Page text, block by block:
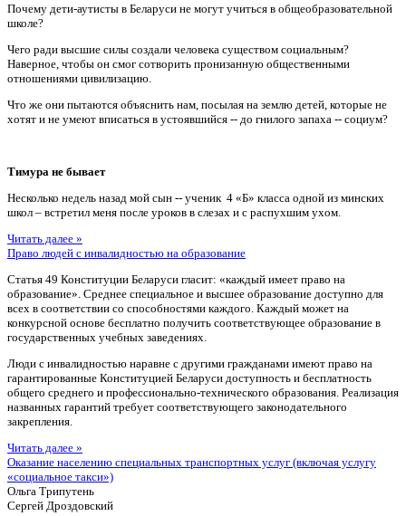
Почему дети-аутисты в Беларуси не могут учиться в общеобразовательной
школе?
Чего ради высшие силы создали человека существом социальным?
Наверное, чтобы он смог сотворить пронизанную общественными
отношениями цивилизацию.
Что же они пытаются объяснить нам, посылая на землю детей, которые не
хотят и не умеют вписаться в устоявшийся -- до гнилого запаха -- социум?
Тимура не бывает
Несколько недель назад мой сын -- ученик 4 «Б» класса одной из минских
школ – встретил меня после уроков в слезах и с распухшим ухом.
Читать далее »
Право людей с инвалидностью на образование
Статья 49 Конституции Беларуси гласит: «каждый имеет право на
образование». Среднее специальное и высшее образование доступно для
всех в соответствии со способностями каждого. Каждый может на
конкурсной основе бесплатно получить соответствующее образование в
государственных учебных заведениях.
Люди с инвалидностью наравне с другими гражданами имеют право на
гарантированные Конституцией Беларуси доступность и бесплатность
общего среднего и профессионально-технического образования. Реализация
названных гарантий требует соответствующего законодательного
закрепления.
Читать далее »
Оказание населению специальных транспортных услуг (включая услугу
«социальное такси»)
Ольга Трипутень
Сергей Дроздовский